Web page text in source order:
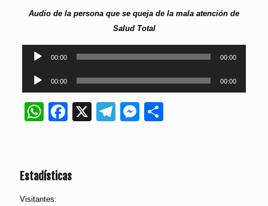
Audio de la persona que se queja de la mala atención de
Salud Total
Reproductor
audio
00:00 00:00
Reproductor
de
audio
00:00 00:00
WhatsApp
Facebook
X Telegram
Messenger
Estadísticas
Visitantes: